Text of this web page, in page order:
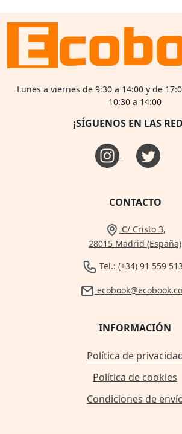
Lunes a viernes de 9:30 a 14:00 y de
10:30 a 14:00
¡SÍGUENOS EN LAS
CONTACTO
C/ Cristo 3,
28015 Madrid (España)
Tel.: (+34) 91 559
INFORMACIÓN
Política de
Política de cookies
Condiciones de